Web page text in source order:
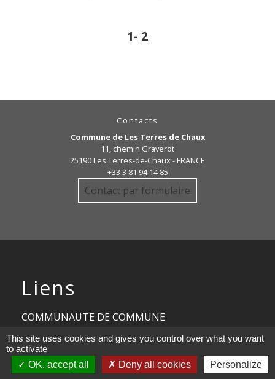
1- 2
Contacts
Commune de Les Terres de Chaux
11, chemin Graverot
25190 Les Terres-de-Chaux - FRANCE
+33 3 81 94 14 85
Contact par formulaire
Liens
COMMUNAUTE DE COMMUNE
PAYS DE MAICHE
PAYS HORLOGER
This site uses cookies and gives you control over what you want
to activate
OK, accept all
Deny all cookies Personalize